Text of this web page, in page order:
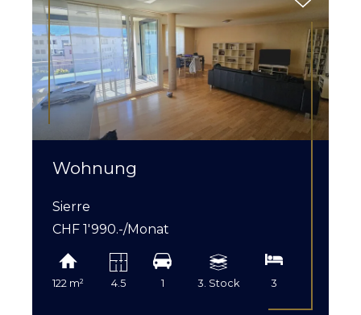
Wohnung
Sierre
CHF 1'990.-/Monat
122 m² 4.5 1 3. Stock 3